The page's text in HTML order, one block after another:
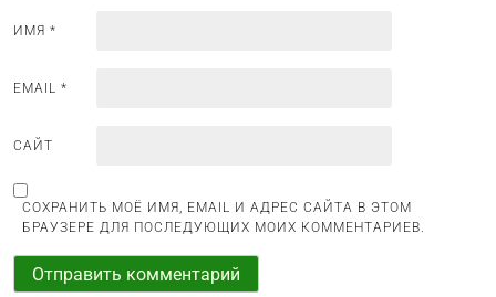
с
м
ИМЯ *
EMAIL *
САЙТ
СОХРАНИТЬ МОЁ ИМЯ, EMAIL И АДРЕС САЙТА В ЭТОМ
БРАУЗЕРЕ ДЛЯ ПОСЛЕДУЮЩИХ МОИХ КОММЕНТАРИЕВ.